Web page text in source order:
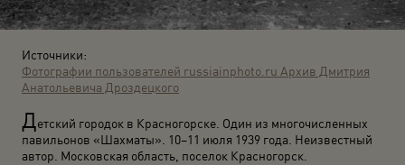
Источники:
Фотографии пользователей russiainphoto.ru Архив Дмитрия
Анатольевича Дроздецкого
Детский городок в Красногорске. Один из многочисленных
павильонов «Шахматы». 10–11 июля 1939 года. Неизвестный
автор. Московская область, поселок Красногорск.